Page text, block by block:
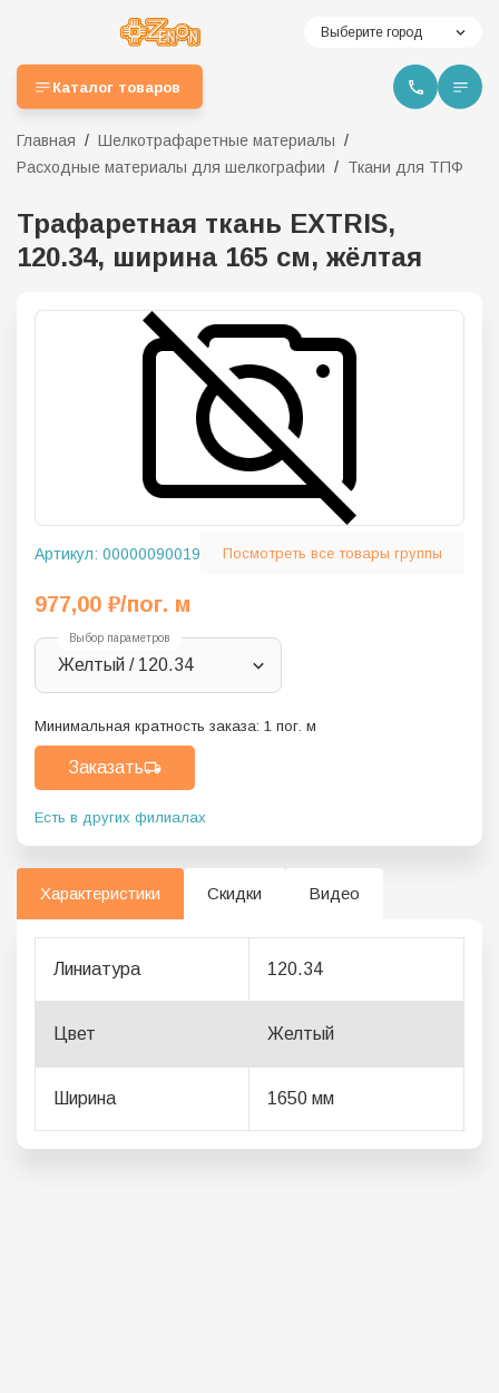
Выберите город
Каталог товаров
Главная
Шелкотрафаретные материалы
Расходные материалы для шелкографии
Ткани для ТПФ
Трафаретная ткань EXTRIS,
120.34, ширина 165 см, жёлтая
Артикул: 00000090019 Посмотреть все товары группы
977,00 ₽/пог. м
Выбор параметров
Желтый / 120.34
Минимальная кратность заказа: 1 пог. м
Заказать
Есть в других филиалах
Характеристики Скидки Видео
Линиатура 120.34
Цвет Желтый
Ширина 1650 мм